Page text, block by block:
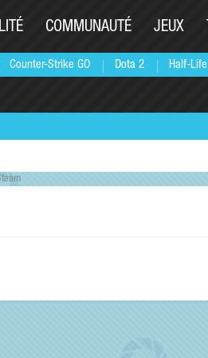
Counter-Strike GO Dota 2 Half-Life
COMMUNAUTÉ JEUX